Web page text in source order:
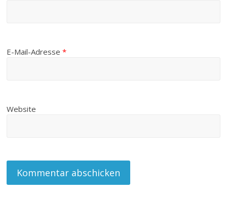
E-Mail-Adresse*
Website